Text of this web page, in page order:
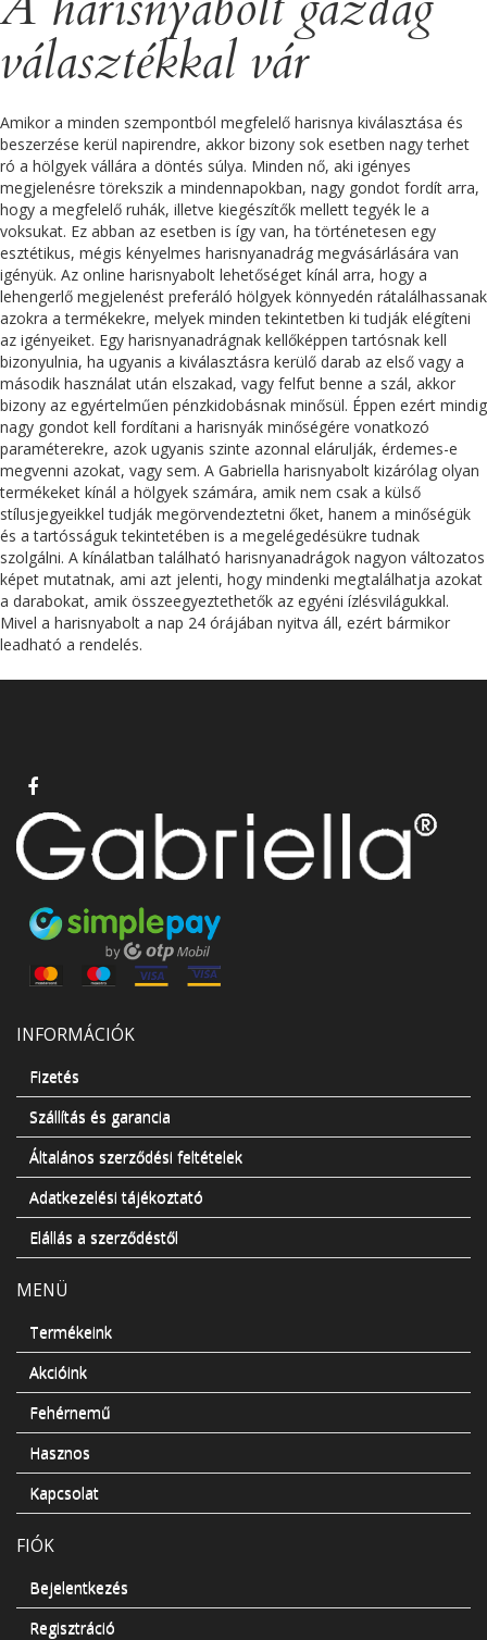
választékkal vár
Amikor a minden szempontból megfelelő harisnya kiválasztása és
beszerzése kerül napirendre, akkor bizony sok esetben nagy terhet
ró a hölgyek vállára a döntés súlya. Minden nő, aki igényes
megjelenésre törekszik a mindennapokban, nagy gondot fordít arra,
hogy a megfelelő ruhák, illetve kiegészítők mellett tegyék le a
voksukat. Ez abban az esetben is így van, ha történetesen egy
esztétikus, mégis kényelmes harisnyanadrág megvásárlására van
igényük. Az online harisnyabolt lehetőséget kínál arra, hogy a
lehengerlő megjelenést preferáló hölgyek könnyedén rátalálhassanak
azokra a termékekre, melyek minden tekintetben ki tudják elégíteni
az igényeiket. Egy harisnyanadrágnak kellőképpen tartósnak kell
bizonyulnia, ha ugyanis a kiválasztásra kerülő darab az első vagy a
második használat után elszakad, vagy felfut benne a szál, akkor
bizony az egyértelműen pénzkidobásnak minősül. Éppen ezért mindig
nagy gondot kell fordítani a harisnyák minőségére vonatkozó
paraméterekre, azok ugyanis szinte azonnal elárulják, érdemes-e
megvenni azokat, vagy sem. A Gabriella harisnyabolt kizárólag olyan
termékeket kínál a hölgyek számára, amik nem csak a külső
stílusjegyeikkel tudják megörvendeztetni őket, hanem a minőségük
és a tartósságuk tekintetében is a megelégedésükre tudnak
szolgálni. A kínálatban található harisnyanadrágok nagyon változatos
képet mutatnak, ami azt jelenti, hogy mindenki megtalálhatja azokat
a darabokat, amik összeegyeztethetők az egyéni ízlésvilágukkal.
Mivel a harisnyabolt a nap 24 órájában nyitva áll, ezért bármikor
leadható a rendelés.
INFORMÁCIÓK
Fizetés
Szállítás és garancia
Általános szerződési feltételek
Adatkezelési tájékoztató
Elállás a szerződéstől
MENÜ
Termékeink
Akcióink
Fehérnemű
Hasznos
Kapcsolat
FIÓK
Bejelentkezés
Regisztráció